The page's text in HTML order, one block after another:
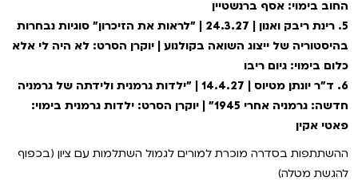
החוב בימוי: אסף ברנשטיין
5. רינת ריבק ואנון | 24.3.27 | "לראות את הזיכרון" סוגיות נבחרות
בהיסטוריה של ייצוג השואה בקולנוע | יוקרן הסרט: לא היה לי אלא
כלום בימוי: גיום ריבו
6. ד"ר יונתן מטיוס | 14.4.27 | "ילדות גרמנית ולידתה של גרמניה
חדשה: גרמניה אחרי 1945" | יוקרן הסרט: ילדות גרמנית בימוי:
פאטי אקין
ההשתתפות בסדרה מוכרת למורים לגמול השתלמות עם ציון (בכפוף
להגשת מטלה)